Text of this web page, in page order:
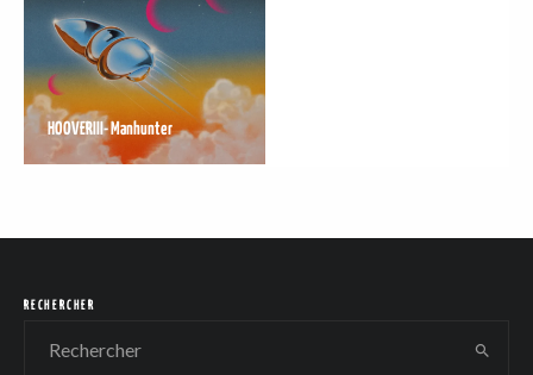
HOOVERIII- Manhunter
RECHERCHER